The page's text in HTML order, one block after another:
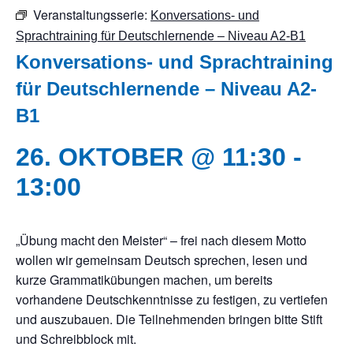
Veranstaltungsserie: Konversations- und
Sprachtraining für Deutschlernende – Niveau A2-B1
Konversations- und Sprachtraining
für Deutschlernende – Niveau A2-
B1
26. OKTOBER @ 11:30 -
13:00
„Übung macht den Meister“ – frei nach diesem Motto
wollen wir gemeinsam Deutsch sprechen, lesen und
kurze Grammatikübungen machen, um bereits
vorhandene Deutschkenntnisse zu festigen, zu vertiefen
und auszubauen. Die Teilnehmenden bringen bitte Stift
und Schreibblock mit.